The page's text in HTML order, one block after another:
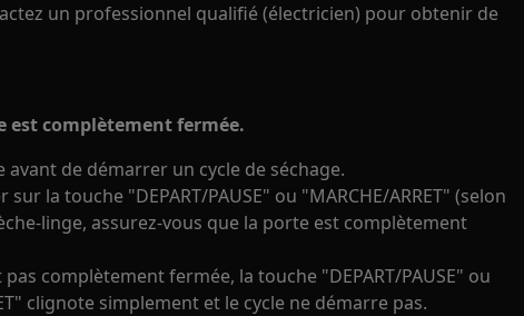
un professionnel qualifié (électricien) pour obtenir de
est complètement fermée.
avant de démarrer un cycle de séchage.
sur la touche "DEPART/PAUSE" ou "MARCHE/ARRET" (selon
linge, assurez-vous que la porte est complètement
complètement fermée, la touche "DEPART/PAUSE" ou
clignote simplement et le cycle ne démarre pas.